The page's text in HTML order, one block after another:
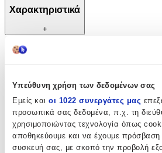
Υπεύθυνη χρήση των δεδομένων σας
Εμείς και οι 1022 συνεργάτες μας
προσωπικά σας δεδομένα, π.χ. τη
χρησιμοποιώντας τεχνολογία όπως
αποθηκεύουμε και να έχουμε πρόσβαση
συσκευή σας, με σκοπό την προβολή
Χαρακτηριστικά
+
Χαρακτηριστικά
Κατασκευαστής :
Feber
Χρώμα
Καφέ